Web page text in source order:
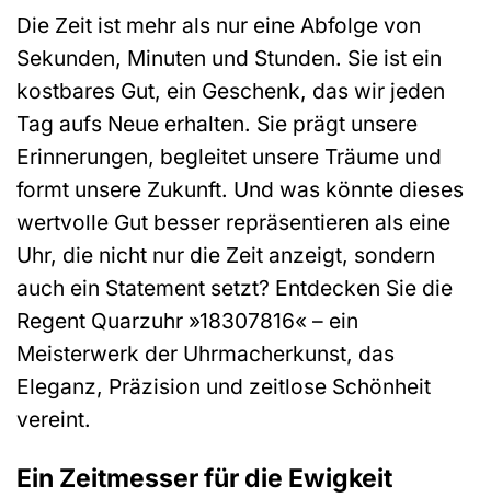
Die Zeit ist mehr als nur eine Abfolge von
Sekunden, Minuten und Stunden. Sie ist ein
kostbares Gut, ein Geschenk, das wir jeden
Tag aufs Neue erhalten. Sie prägt unsere
Erinnerungen, begleitet unsere Träume und
formt unsere Zukunft. Und was könnte dieses
wertvolle Gut besser repräsentieren als eine
Uhr, die nicht nur die Zeit anzeigt, sondern
auch ein Statement setzt? Entdecken Sie die
Regent Quarzuhr »18307816« – ein
Meisterwerk der Uhrmacherkunst, das
Eleganz, Präzision und zeitlose Schönheit
vereint.
Ein Zeitmesser für die Ewigkeit